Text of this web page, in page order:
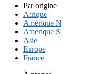
Par origine
Afrique
Amérique N
Amérique S
Asie
Europe
France